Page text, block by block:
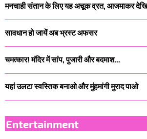
मनचाही संतान के लिए यह अचूक व्रत, आजमाकर
सावधान हो जायें अब भ्रस्ट अफसर
चमत्कार! मंदिर में सांप, पुजारी और बदमाश...
यहां उलटा स्वस्तिक बनाओ और मुंहमांगी मुराद पाओ
Entertainment